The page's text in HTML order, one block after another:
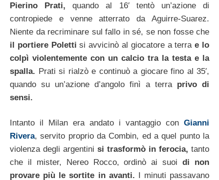
Pierino Prati,quando al 16′ tentò un’azione di
contropiede e venne atterrato da Aguirre-Suarez.
Niente da recriminare sul fallo in sé, se non fosse che
il portiere Poletti si avvicinò al giocatore a terrae lo
colpì violentemente con un calcio tra la testa e la
spalla. Prati si rialzò e continuò a giocare fino al 35′,
quando su un’azione d’angolo finì a terra privo di
sensi.
Intanto il Milan era andato i vantaggio con Gianni
Rivera, servito proprio da Combin, ed a quel punto la
violenza degli argentini si trasformò in ferocia, tanto
che il mister, Nereo Rocco, ordinò ai suoidi non
provare più le sortite in avanti. I minuti passavano